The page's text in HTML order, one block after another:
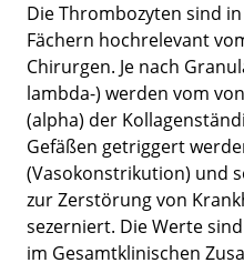
Die Thrombozyten sind
Fächern hochrelevant
Chirurgen. Je nach
lambda-) werden vom
(alpha) der
Gefäßen getriggert
(Vasokonstrikution) und
zur Zerstörung von
sezerniert. Die Werte
im Gesamtklinischen